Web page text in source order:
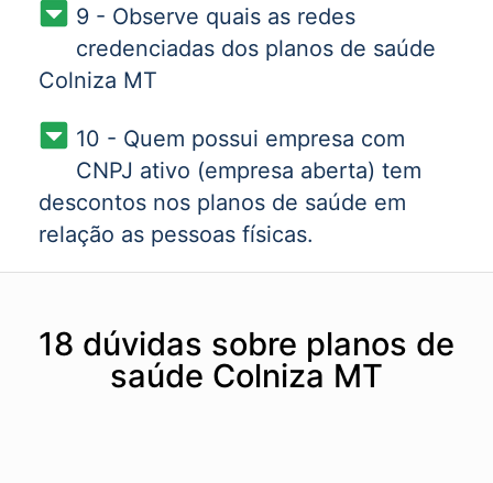
9 - Observe quais as redes
credenciadas dos planos de saúde
Colniza MT
10 - Quem possui empresa com
CNPJ ativo (empresa aberta) tem
descontos nos planos de saúde em
relação as pessoas físicas.
18 dúvidas sobre planos de
saúde Colniza MT